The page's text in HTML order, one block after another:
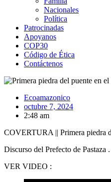
Nacionales
Política
Patrocinadas
Apoyanos
COP30
Código de Ética
Contáctenos
Ecoamazonico
octubre 7, 2024
2:48 am
COVERTURA || Primera piedra
Discurso del Prefecto de Pastaza .
VER VIDEO :